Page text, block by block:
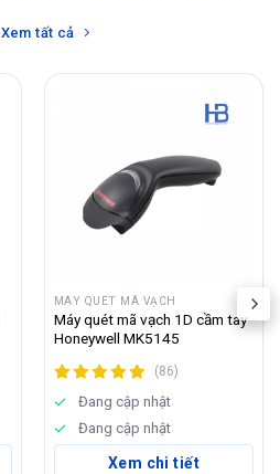
Xem tất cả
MÁY QUÉT MÃ VẠCH
Máy quét mã vạch 1D cầm tay
Honeywell MK5145
(86)
Đang cập nhật
Đang cập nhật
Xem chi tiết